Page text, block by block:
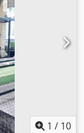
1 / 10